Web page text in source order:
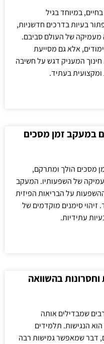
במיוחד בגיל
בעיות בדרכים חדשניות,
מעמיקה של העולם סביבם.
אלא גם מסייעת
חינוך המעניק דגש על חשיבה
ומקצועית בעתיד.
במעקב זמן מסכים
מסכים הולך ומתרקם,
של השפעותיו. המעקב
על הבריאות הפיזית
סימנים מוקדמים של
עתידיות.
בהשוואה
שמבדילים אותה
הנגישות. תלמידים
דבר שמאפשר גמישות רבה